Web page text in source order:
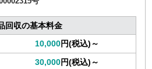
回収の基本料金
10,000円(税込)～
30,000円(税込)～